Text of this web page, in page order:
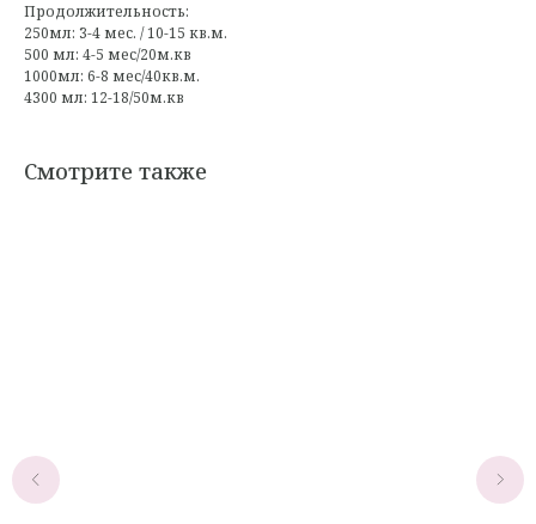
Продолжительность:
250мл: 3-4 мес. / 10-15 кв.м.
500 мл: 4-5 мес/20м.кв
1000мл: 6-8 мес/40кв.м.
4300 мл: 12-18/50м.кв
Смотрите также